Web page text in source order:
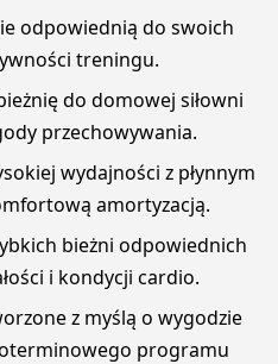
odpowiednią do swoich
treningu.
do domowej siłowni
przechowywania.
wydajności z płynnym
amortyzacją.
bieżni odpowiednich
i kondycji cardio.
z myślą o wygodzie
programu